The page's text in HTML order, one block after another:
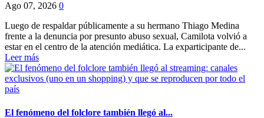
Ago 07, 2026 0
Luego de respaldar públicamente a su hermano Thiago Medina
frente a la denuncia por presunto abuso sexual, Camilota volvió a
estar en el centro de la atención mediática. La exparticipante de...
Leer más
El fenómeno del folclore también llegó al...